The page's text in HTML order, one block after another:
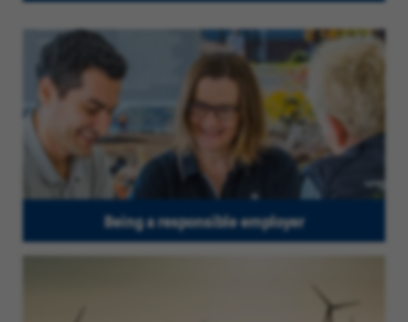
Being a responsible employer